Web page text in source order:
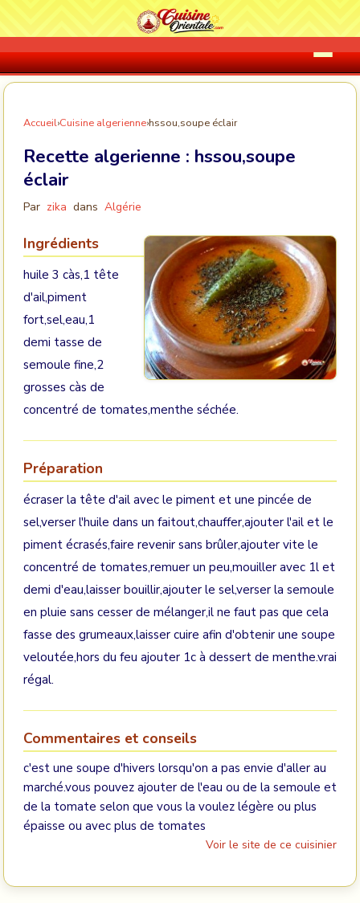
Accueil›Cuisine algerienne›hssou,soupe éclair
Recette algerienne : hssou,soupe
éclair
Par zika dans Algérie
Ingrédients
huile 3 càs,1 tête
d'ail,piment
fort,sel,eau,1
demi tasse de
semoule fine,2
grosses càs de
concentré de tomates,menthe séchée.
Préparation
écraser la tête d'ail avec le piment et une pincée de
sel,verser l'huile dans un faitout,chauffer,ajouter l'ail et le
piment écrasés,faire revenir sans brûler,ajouter vite le
concentré de tomates,remuer un peu,mouiller avec 1l et
demi d'eau,laisser bouillir,ajouter le sel,verser la semoule
en pluie sans cesser de mélanger,il ne faut pas que cela
fasse des grumeaux,laisser cuire afin d'obtenir une soupe
veloutée,hors du feu ajouter 1c à dessert de menthe.vrai
régal.
Commentaires et conseils
c'est une soupe d'hivers lorsqu'on a pas envie d'aller au
marché.vous pouvez ajouter de l'eau ou de la semoule et
de la tomate selon que vous la voulez légère ou plus
épaisse ou avec plus de tomates
Voir le site de ce cuisinier